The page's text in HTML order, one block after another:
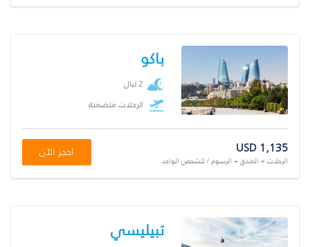
باكو
2 ليال
الرحلات متضمنة
USD 1,135
الرحلات + الفندق + الرسوم / للشخص الواحد
احجز الآن
تبيليسي